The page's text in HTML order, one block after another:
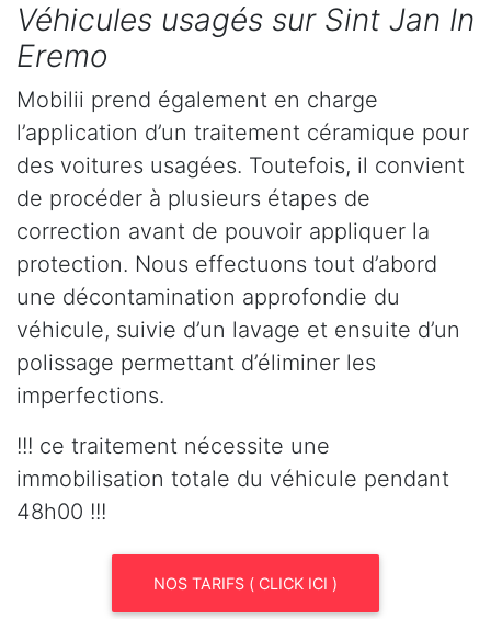
Véhicules usagés sur Sint Jan In
Eremo
Mobilii prend également en charge
l’application d’un traitement céramique pour
des voitures usagées. Toutefois, il convient
de procéder à plusieurs étapes de
correction avant de pouvoir appliquer la
protection. Nous effectuons tout d’abord
une décontamination approfondie du
véhicule, suivie d’un lavage et ensuite d’un
polissage permettant d’éliminer les
imperfections.
!!! ce traitement nécessite une
immobilisation totale du véhicule pendant
48h00 !!!
NOS TARIFS ( CLICK ICI )